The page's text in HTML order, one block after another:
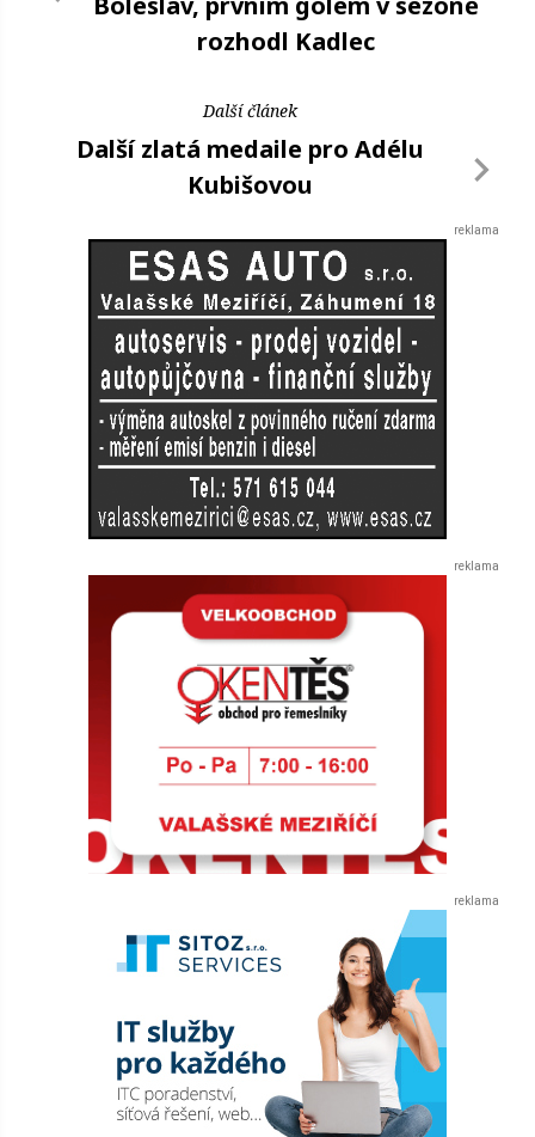
rozhodl Kadlec
Další článek
Další zlatá medaile pro Adélu
Kubišovou